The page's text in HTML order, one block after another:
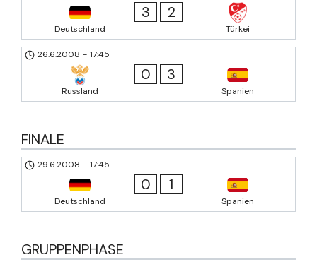
Deutschland
3 2
Türkei
26.6.2008 - 17:45
Russland
0 3
Spanien
FINALE
29.6.2008 - 17:45
Deutschland
0 1
Spanien
GRUPPENPHASE